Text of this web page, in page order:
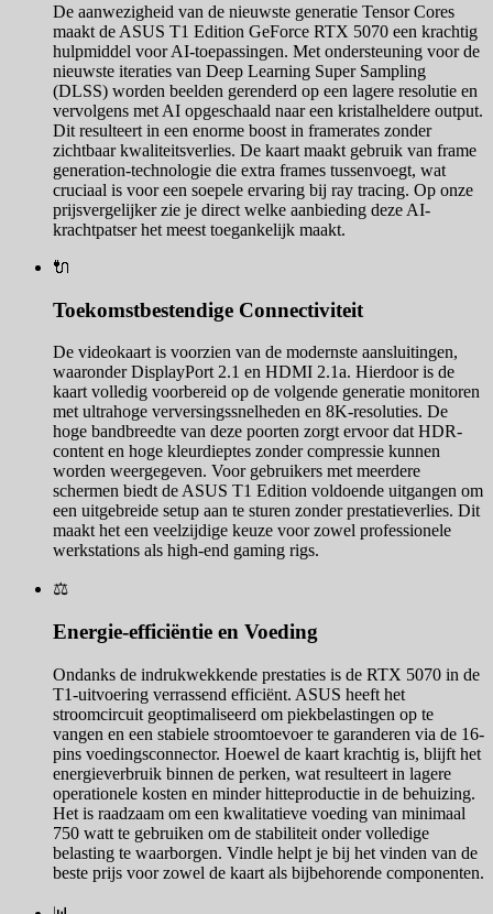
De aanwezigheid van de nieuwste generatie Tensor Cores
maakt de ASUS T1 Edition GeForce RTX 5070 een krachtig
hulpmiddel voor AI-toepassingen. Met ondersteuning voor de
nieuwste iteraties van Deep Learning Super Sampling
(DLSS) worden beelden gerenderd op een lagere resolutie en
vervolgens met AI opgeschaald naar een kristalheldere output.
Dit resulteert in een enorme boost in framerates zonder
zichtbaar kwaliteitsverlies. De kaart maakt gebruik van frame
generation-technologie die extra frames tussenvoegt, wat
cruciaal is voor een soepele ervaring bij ray tracing. Op onze
prijsvergelijker zie je direct welke aanbieding deze AI-
krachtpatser het meest toegankelijk maakt.
🔌
Toekomstbestendige Connectiviteit
De videokaart is voorzien van de modernste aansluitingen,
waaronder DisplayPort 2.1 en HDMI 2.1a. Hierdoor is de
kaart volledig voorbereid op de volgende generatie monitoren
met ultrahoge verversingssnelheden en 8K-resoluties. De
hoge bandbreedte van deze poorten zorgt ervoor dat HDR-
content en hoge kleurdieptes zonder compressie kunnen
worden weergegeven. Voor gebruikers met meerdere
schermen biedt de ASUS T1 Edition voldoende uitgangen om
een uitgebreide setup aan te sturen zonder prestatieverlies. Dit
maakt het een veelzijdige keuze voor zowel professionele
werkstations als high-end gaming rigs.
⚖️
Energie-efficiëntie en Voeding
Ondanks de indrukwekkende prestaties is de RTX 5070 in de
T1-uitvoering verrassend efficiënt. ASUS heeft het
stroomcircuit geoptimaliseerd om piekbelastingen op te
vangen en een stabiele stroomtoevoer te garanderen via de 16-
pins voedingsconnector. Hoewel de kaart krachtig is, blijft het
energieverbruik binnen de perken, wat resulteert in lagere
operationele kosten en minder hitteproductie in de behuizing.
Het is raadzaam om een kwalitatieve voeding van minimaal
750 watt te gebruiken om de stabiliteit onder volledige
belasting te waarborgen. Vindle helpt je bij het vinden van de
beste prijs voor zowel de kaart als bijbehorende componenten.